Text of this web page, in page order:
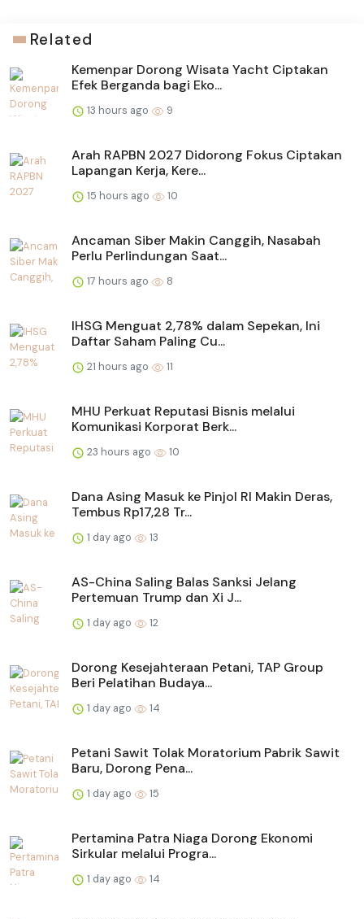
Related
Kemenpar Dorong Wisata Yacht Ciptakan
Efek Berganda bagi Eko...
13 hours ago 9
Arah RAPBN 2027 Didorong Fokus Ciptakan
Lapangan Kerja, Kere...
15 hours ago 10
Ancaman Siber Makin Canggih, Nasabah
Perlu Perlindungan Saat...
17 hours ago 8
IHSG Menguat 2,78% dalam Sepekan, Ini
Daftar Saham Paling Cu...
21 hours ago 11
MHU Perkuat Reputasi Bisnis melalui
Komunikasi Korporat Berk...
23 hours ago 10
Dana Asing Masuk ke Pinjol RI Makin Deras,
Tembus Rp17,28 Tr...
1 day ago 13
AS-China Saling Balas Sanksi Jelang
Pertemuan Trump dan Xi J...
1 day ago 12
Dorong Kesejahteraan Petani, TAP Group
Beri Pelatihan Budaya...
1 day ago 14
Petani Sawit Tolak Moratorium Pabrik Sawit
Baru, Dorong Pena...
1 day ago 15
Pertamina Patra Niaga Dorong Ekonomi
Sirkular melalui Progra...
1 day ago 14